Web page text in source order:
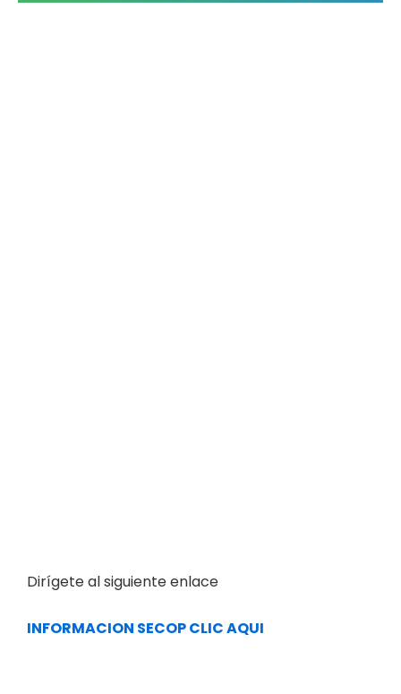
Dirígete al siguiente enlace
INFORMACION SECOP CLIC AQUI